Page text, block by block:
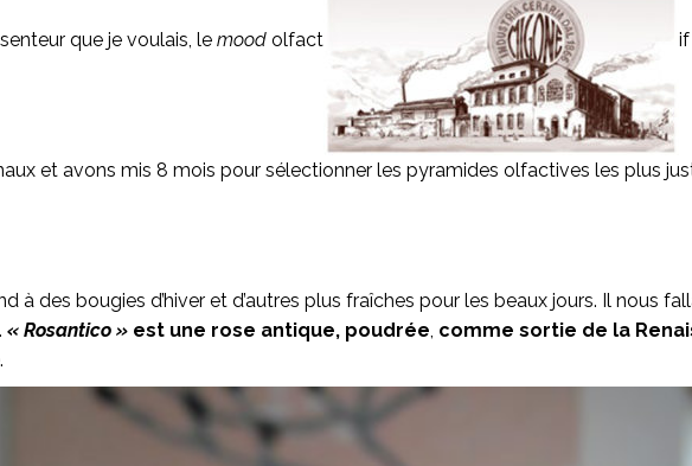
que je voulais, le mood olfact
et avons mis 8 mois pour sélectionner les pyramides olfactives les plus
à des bougies d’hiver et d’autres plus fraîches pour les beaux jours. Il nous
« Rosantico » est une rose antique, poudrée comme sortie de la